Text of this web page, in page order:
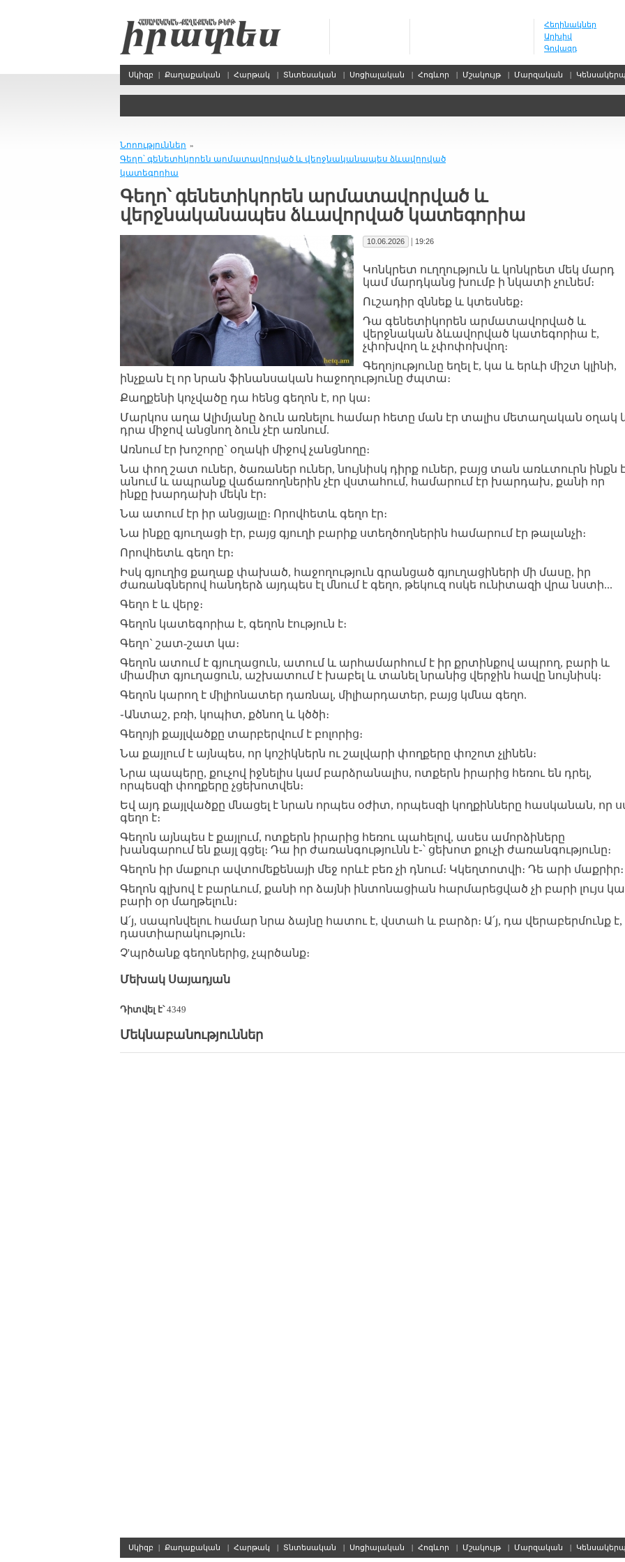
Հեղինակներ
Արխիվ
Գովազդ
Սկիզբ | Քաղաքական | Հարթակ | Տնտեսական | Սոցիալական | Հոգևոր | Մշակույթ | Մարզական | Կենսակերպ
Նորություններ »
Գեղո՝ գենետիկորեն արմատավորված և վերջնականապես ձևավորված
կատեգորիա
Գեղո՝ գենետիկորեն արմատավորված և
վերջնականապես ձևավորված կատեգորիա
10.06.2026 | 19:26
Կոնկրետ ուղղություն և կոնկրետ մեկ մարդ
կամ մարդկանց խումբ ի նկատի չունեմ։
Ուշադիր զննեք և կտեսնեք։
Դա գենետիկորեն արմատավորված և
վերջնական ձևավորված կատեգորիա է,
չփոխվող և չփոփոխվող։
Գեղոjությունը եղել է, կա և երևի միշտ կլինի,
ինչքան էլ որ նրան ֆինանսական հաջողությունը ժպտա։
Քաղքենի կոչվածը դա հենց գեղոն է, որ կա։
Մարկոս աղա Ալիմյանը ձուն առնելու համար հետը ման էր տալիս մետաղական օղակ
դրա միջով անցնող ձուն չէր առնում.
Առնում էր խոշորը` օղակի միջով չանցնողը։
Նա փող շատ ուներ, ծառաներ ուներ, նույնիսկ դիրք ուներ, բայց տան առևտուրն ինքն
անում և ապրանք վաճառողներին չէր վստահում, համարում էր խարդախ, քանի որ
ինքը խարդախի մեկն էր։
Նա ատում էր իր անցյալը։ Որովհետև գեղո էր։
Նա ինքը գյուղացի էր, բայց գյուղի բարիք ստեղծողներին համարում էր թալանչի։
Որովհետև գեղո էր։
Իսկ գյուղից քաղաք փախած, հաջողություն գրանցած գյուղացիների մի մասը, իր
ժառանգներով հանդերձ այդպես էլ մնում է գեղո, թեկուզ ոսկե ունիտազի վրա նստի...
Գեղո է և վերջ։
Գեղոն կատեգորիա է, գեղոն էություն է։
Գեղո` շատ-շատ կա։
Գեղոն ատում է գյուղացուն, ատում և արհամարհում է իր քրտինքով ապրող, բարի և
միամիտ գյուղացուն, աշխատում է խաբել և տանել նրանից վերջին հավը նույնիսկ։
Գեղոն կարող է միլիոնատեր դառնալ, միլիարդատեր, բայց կմնա գեղո.
֊Անտաշ, բռի, կոպիտ, քծնող և կծծի։
Գեղոյի քայլվածքը տարբերվում է բոլորից։
Նա քայլում է այնպես, որ կոշիկներն ու շալվարի փողքերը փոշոտ չլինեն։
Նրա պապերը, քուչով իջնելիս կամ բարձրանալիս, ոտքերն իրարից հեռու են դրել,
որպեսզի փողքերը չցեխոտվեն։
Եվ այդ քայլվածքը մնացել է նրան որպես օժիտ, որպեսզի կողքինները հասկանան, որ
գեղո է։
Գեղոն այնպես է քայլում, ոտքերն իրարից հեռու պահելով, ասես ամորձիները
խանգարում են քայլ գցել։ Դա իր ժառանգությունն է֊՝ ցեխոտ քուչի ժառանգությունը։
Գեղոն իր մաքուր ավտոմեքենայի մեջ որևէ բեռ չի դնում։ Կկեղտոտվի։ Դե արի մաքրիր։
Գեղոն գլխով է բարևում, քանի որ ձայնի ինտոնացիան հարմարեցված չի բարի լույս
բարի օր մաղթելուն։
Ա՛յ, սապոնվելու համար նրա ձայնը հատու է, վստահ և բարձր։ Ա՛յ, դա վերաբերմունք է,
դաստիարակություն։
Չ'պրծանք գեղոներից, չպրծանք։
Մեխակ Սայադյան
Դիտվել է՝4349
Մեկնաբանություններ
Սկիզբ | Քաղաքական | Հարթակ | Տնտեսական | Սոցիալական | Հոգևոր | Մշակույթ | Մարզական | Կենսակերպ